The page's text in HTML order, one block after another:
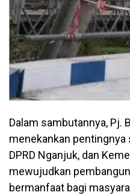
Dalam sambutannya, Pj.
menekankan pentingnya
DPRD Nganjuk, dan
mewujudkan
bermanfaat bagi